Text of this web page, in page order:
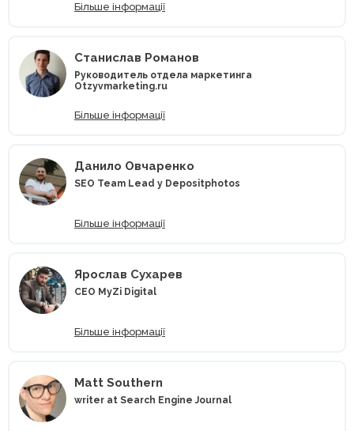
Більше інформації
Станислав Романов
Руководитель отдела маркетинга
Otzyvmarketing.ru
Більше інформації
Данило Овчаренко
SEO Team Lead у Depositphotos
Більше інформації
Ярослав Сухарев
CEO MyZi Digital
Більше інформації
Matt Southern
writer at Search Engine Journal